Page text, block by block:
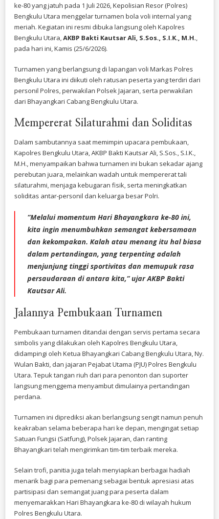
80,
KAPOLRES
UTARA
RESMI
INTERNAL
ke-80 yang jatuh pada 1 Juli 2026, Kepolisian Resor (Polres)
Bengkulu Utara menggelar turnamen bola voli internal yang
meriah. Kegiatan ini resmi dibuka langsung oleh Kapolres
Bengkulu Utara,AKBP Bakti Kautsar Ali, S.Sos., S.I.K., M.H.,
pada hari ini, Kamis (25/6/2026).
​Turnamen yang berlangsung di lapangan voli Markas Polres
Bengkulu Utara ini diikuti oleh ratusan peserta yang terdiri dari
personil Polres, perwakilan Polsek Jajaran, serta perwakilan
dari Bhayangkari Cabang Bengkulu Utara.
​Mempererat Silaturahmi dan Soliditas
​Dalam sambutannya saat memimpin upacara pembukaan,
Kapolres Bengkulu Utara, AKBP Bakti Kautsar Ali, S.Sos., S.I.K.,
M.H., menyampaikan bahwa turnamen ini bukan sekadar ajang
perebutan juara, melainkan wadah untuk mempererat tali
silaturahmi, menjaga kebugaran fisik, serta meningkatkan
soliditas antar-personil dan keluarga besar Polri.
​”Melalui momentum Hari Bhayangkara ke-80 ini,
kita ingin menumbuhkan semangat kebersamaan
dan kekompakan. Kalah atau menang itu hal biasa
dalam pertandingan, yang terpenting adalah
menjunjung tinggi sportivitas dan memupuk rasa
persaudaraan di antara kita,” ujar AKBP Bakti
Kautsar Ali.
​Jalannya Pembukaan Turnamen
​Pembukaan turnamen ditandai dengan servis pertama secara
simbolis yang dilakukan oleh Kapolres Bengkulu Utara,
didampingi oleh Ketua Bhayangkari Cabang Bengkulu Utara, Ny.
Wulan Bakti, dan jajaran Pejabat Utama (PJU) Polres Bengkulu
Utara. Tepuk tangan riuh dari para penonton dan suporter
langsung menggema menyambut dimulainya pertandingan
perdana.
​Turnamen ini diprediksi akan berlangsung sengit namun penuh
keakraban selama beberapa hari ke depan, mengingat setiap
Satuan Fungsi (Satfung), Polsek Jajaran, dan ranting
Bhayangkari telah mengirimkan tim-tim terbaik mereka.
​Selain trofi, panitia juga telah menyiapkan berbagai hadiah
menarik bagi para pemenang sebagai bentuk apresiasi atas
partisipasi dan semangat juang para peserta dalam
menyemarakkan Hari Bhayangkara ke-80 di wilayah hukum
Polres Bengkulu Utara.